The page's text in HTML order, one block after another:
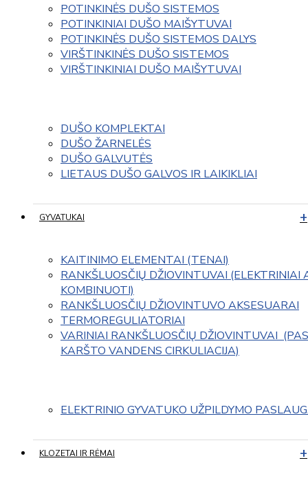
POTINKINĖS DUŠO SISTEMOS
POTINKINIAI DUŠO MAIŠYTUVAI
POTINKINĖS DUŠO SISTEMOS DALYS
VIRŠTINKINĖS DUŠO SISTEMOS
VIRŠTINKINIAI DUŠO MAIŠYTUVAI
DUŠO KOMPLEKTAI
DUŠO ŽARNELĖS
DUŠO GALVUTĖS
LIETAUS DUŠO GALVOS IR LAIKIKLIAI
GYVATUKAI
KAITINIMO ELEMENTAI (TENAI)
RANKŠLUOSČIŲ DŽIOVINTUVAI (ELEKTRINIAI
KOMBINUOTI)
RANKŠLUOSČIŲ DŽIOVINTUVO AKSESUARAI
TERMOREGULIATORIAI
VARINIAI RANKŠLUOSČIŲ DŽIOVINTUVAI
KARŠTO VANDENS CIRKULIACIJA)
ELEKTRINIO GYVATUKO UŽPILDYMO
KLOZETAI IR RĖMAI